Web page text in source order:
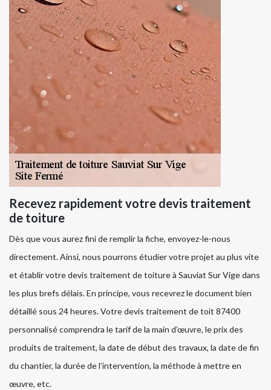
Recevez rapidement votre devis traitement
de toiture
Dès que vous aurez fini de remplir la fiche, envoyez-le-nous
directement. Ainsi, nous pourrons étudier votre projet au plus vite
et établir votre devis traitement de toiture à Sauviat Sur Vige dans
les plus brefs délais. En principe, vous recevrez le document bien
détaillé sous 24 heures. Votre devis traitement de toit 87400
personnalisé comprendra le tarif de la main d’œuvre, le prix des
produits de traitement, la date de début des travaux, la date de fin
du chantier, la durée de l’intervention, la méthode à mettre en
œuvre, etc.